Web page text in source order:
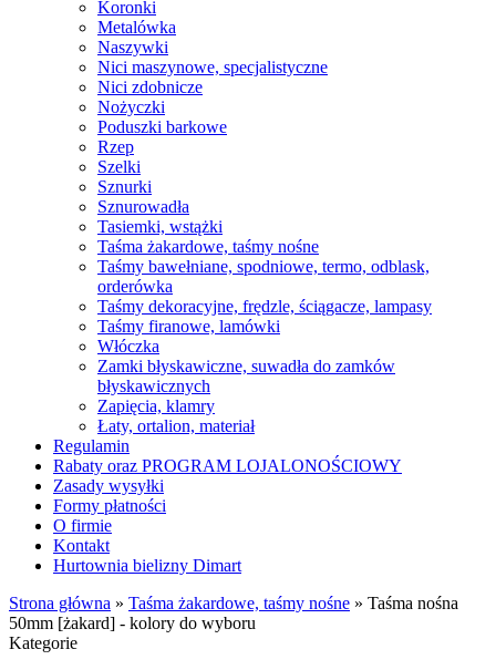
Koronki
Metalówka
Naszywki
Nici maszynowe, specjalistyczne
Nici zdobnicze
Nożyczki
Poduszki barkowe
Rzep
Szelki
Sznurki
Sznurowadła
Tasiemki, wstążki
Taśma żakardowe, taśmy nośne
Taśmy bawełniane, spodniowe, termo, odblask,
orderówka
Taśmy dekoracyjne, frędzle, ściągacze, lampasy
Taśmy firanowe, lamówki
Włóczka
Zamki błyskawiczne, suwadła do zamków
błyskawicznych
Zapięcia, klamry
Łaty, ortalion, materiał
Regulamin
Rabaty oraz PROGRAM LOJALONOŚCIOWY
Zasady wysyłki
Formy płatności
O firmie
Kontakt
Hurtownia bielizny Dimart
Strona główna » Taśma żakardowe, taśmy nośne » Taśma nośna
50mm [żakard] - kolory do wyboru
Kategorie